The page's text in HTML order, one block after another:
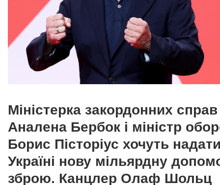
Міністерка закордонних справ
Аналена Бербок і міністр
Борис Пісторіус хочуть
Україні нову мільярдну
зброю. Канцлер Олаф Шольц